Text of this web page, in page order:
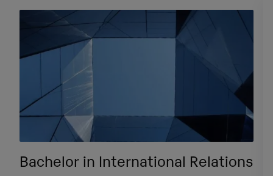
Bachelor in International Relations